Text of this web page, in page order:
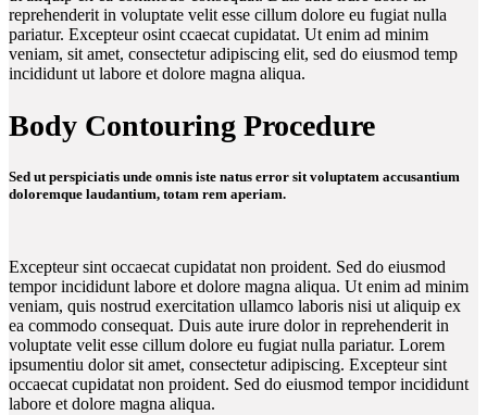
reprehenderit in voluptate velit esse cillum dolore eu fugiat nulla
pariatur. Excepteur osint ccaecat cupidatat. Ut enim ad minim
veniam, sit amet, consectetur adipiscing elit, sed do eiusmod temp
incididunt ut labore et dolore magna aliqua.
Body Contouring Procedure
Sed ut perspiciatis unde omnis iste natus error sit voluptatem accusantium
doloremque laudantium, totam rem aperiam.
Excepteur sint occaecat cupidatat non proident. Sed do eiusmod
tempor incididunt labore et dolore magna aliqua. Ut enim ad minim
veniam, quis nostrud exercitation ullamco laboris nisi ut aliquip ex
ea commodo consequat. Duis aute irure dolor in reprehenderit in
voluptate velit esse cillum dolore eu fugiat nulla pariatur. Lorem
ipsumentiu dolor sit amet, consectetur adipiscing. Excepteur sint
occaecat cupidatat non proident. Sed do eiusmod tempor incididunt
labore et dolore magna aliqua.